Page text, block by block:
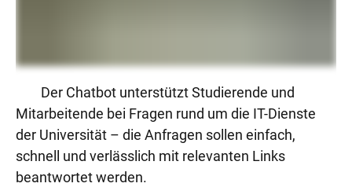
Der Chatbot unterstützt Studierende und
Mitarbeitende bei Fragen rund um die IT-Dienste
der Universität – die Anfragen sollen einfach,
schnell und verlässlich mit relevanten Links
beantwortet werden.